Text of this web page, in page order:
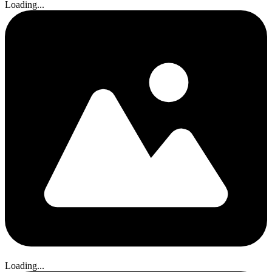
Loading...
Loading...